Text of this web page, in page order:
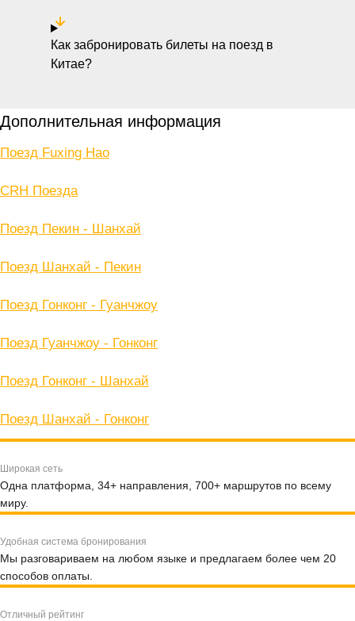
Как забронировать билеты на поезд в
Китае?
Дополнительная информация
Поезд Fuxing Hao
CRH Поезда
Поезд Пекин - Шанхай
Поезд Шанхай - Пекин
Поезд Гонконг - Гуанчжоу
Поезд Гуанчжоу - Гонконг
Поезд Гонконг - Шанхай
Поезд Шанхай - Гонконг
Широкая сеть
Одна платформа, 34+ направления, 700+ маршрутов по всему
миру.
Удобная система бронирования
Мы разговариваем на любом языке и предлагаем более чем 20
способов оплаты.
Отличный рейтинг